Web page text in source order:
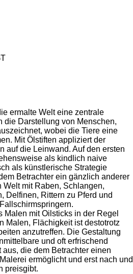
ermalte Welt eine zentrale
die Darstellung von Menschen,
wobei die Tiere eine
Mit Ölstiften appliziert der
auf die Leinwand. Auf den ersten
als kindlich naive
als künstlerische Strategie
Betrachter ein gänzlich anderer
mit Raben, Schlangen,
Delfinen, Rittern zu Pferd und
Malen mit Oilsticks in der Regel
Malen, Flächigkeit ist destotrotz
anzutreffen. Die Gestaltung
und oft erfrischend
die dem Betrachter einen
ermöglicht und erst nach und
preisgibt.